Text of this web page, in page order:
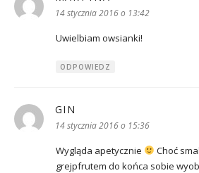
14 stycznia 2016 o 13:42
Uwielbiam owsianki!
ODPOWIEDZ
GIN
14 stycznia 2016 o 15:36
Wygląda apetycznie
Choć
grejpfrutem do końca sobie